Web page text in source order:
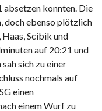
absetzen konnten. Die
doch ebenso plötzlich
Haas, Scibik und
auf 20:21 und
sich zu einer
nochmals auf
einen
einem Wurf zu